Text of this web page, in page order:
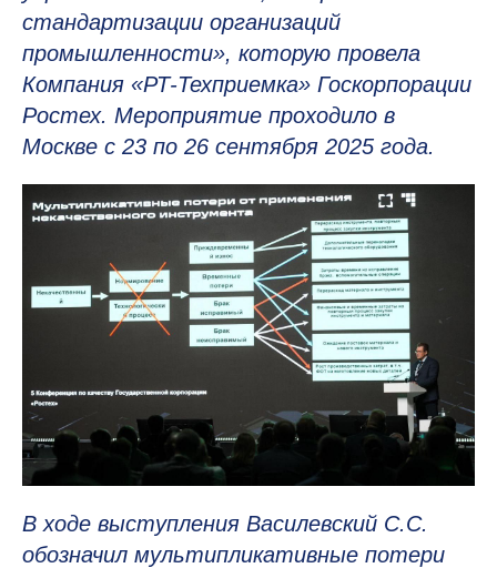
стандартизации организаций
промышленности», которую провела
Компания «РТ-Техприемка» Госкорпорации
Ростех. Мероприятие проходило в
Москве с 23 по 26 сентября 2025 года.
В ходе выступления Василевский С.С.
обозначил мультипликативные потери